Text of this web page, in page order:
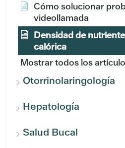
Cómo solucionar
videollamada
Densidad de
calórica
Mostrar todos los
Otorrinolaringología
Hepatología
Salud Bucal